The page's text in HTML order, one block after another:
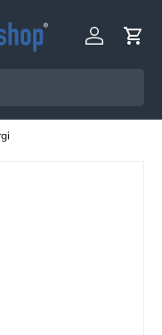
Einloggen